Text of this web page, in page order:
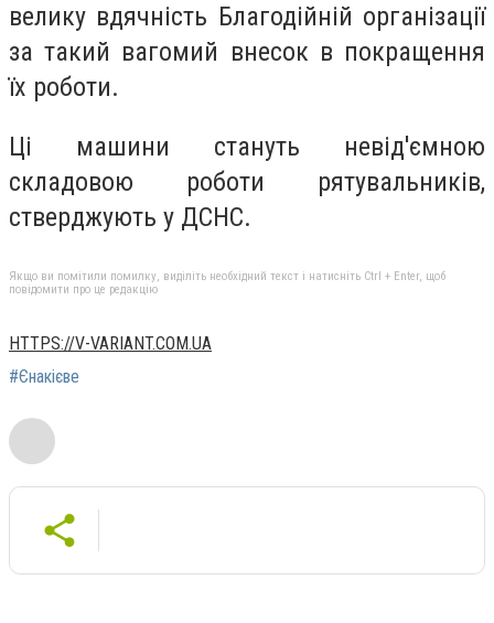
велику вдячність Благодійній організації
за такий вагомий внесок в покращення
їх роботи.
Ці машини стануть невід'ємною
складовою роботи рятувальників,
стверджують у ДСНС.
Якщо ви помітили помилку, виділіть необхідний текст і натисніть Ctrl + Enter, щоб
повідомити про це редакцію
HTTPS://V-VARIANT.COM.UA
#Єнакієве